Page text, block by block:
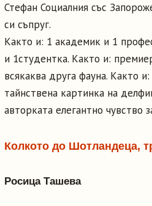
Стефан Социалния със
си съпруг.
Както и: 1 академик и 1
и 1студентка. Както и:
всякаква друга фауна. Както
тайнствена картинка на
авторката елегантно чувство
Колкото до Шотландеца,
Росица Ташева